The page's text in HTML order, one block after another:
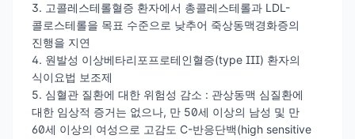
3. 고콜레스테롤혈증 환자에서 총콜레스테롤과 LDL-
콜로스테롤을 목표 수준으로 낮추어 죽상동맥경화증의
진행을 지연
4. 원발성 이상베타리포프로테인혈증(type III) 환자의
식이요법 보조제
5. 심혈관 질환에 대한 위험성 감소 : 관상동맥 심질환에
대한 임상적 증거는 없으나, 만 50세 이상의 남성 및 만
60세 이상의 여성으로 고감도 C-반응단백(high sensitive